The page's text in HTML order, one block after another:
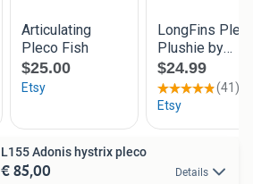
L155 Adonis hystrix pleco
€ 85,00 Details